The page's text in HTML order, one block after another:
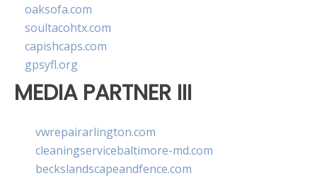
oaksofa.com
soultacohtx.com
capishcaps.com
gpsyfl.org
MEDIA PARTNER III
vwrepairarlington.com
cleaningservicebaltimore-md.com
beckslandscapeandfence.com